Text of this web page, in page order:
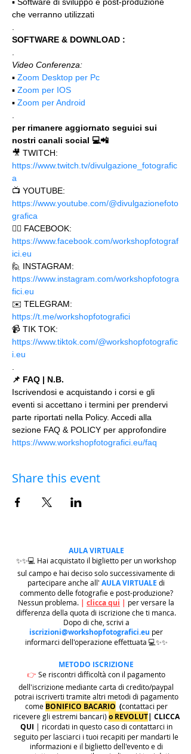
che verranno utilizzati
SOFTWARE & DOWNLOAD :
Video Conferenza:
▪️ Zoom Desktop per Pc
▪️ Zoom per IOS
▪️ Zoom per Android
per rimanere aggiornato seguici sui
nostri canali social 💻📲
🎥 TWITCH:
https://www.twitch.tv/divulgazione_fotografic
a
📺 YOUTUBE:
https://www.youtube.com/@divulgazionefoto
grafica
🙋‍♂️ FACEBOOK:
https://www.facebook.com/workshopfotograf
ici.eu
🙋 INSTAGRAM:
https://www.instagram.com/workshopfotogra
fici.eu
✉️ TELEGRAM:
https://t.me/workshopfotografici
📹 TIK TOK:
https://www.tiktok.com/@workshopfotografic
i.eu
📌 FAQ | N.B.
Iscrivendosi e acquistando i corsi e gli
eventi si accettano i termini per prendervi
parte riportati nella Policy. Accedi alla
sezione FAQ & POLICY per approfondire
https://www.workshopfotografici.eu/faq
Share this event
AULA VIRTUALE
✨✨💻 Hai acquistato il biglietto per un workshop
sul campo e hai deciso solo successivamente di
partecipare anche all' AULA VIRTUALE di
commento delle fotografie e post-produzione?
Nessun problema. | clicca qui | per versare la
differenza della quota di iscrizione che ti manca.
Dopo di che, scrivi a
iscrizioni@workshopfotografici.eu per
informarci dell'operazione effettuata 💻✨✨
METODO ISCRIZIONE
👉 Se riscontri difficoltà con il pagamento
dell'iscrizione mediante carta di credito/paypal
potrai iscriverti tramite altri metodi di pagamento
come BONIFICO BACARIO (contattaci per
ricevere gli estremi bancari) o REVOLUT| CLICCA
QUI | ricordati in questo caso di contattarci in
seguito per lasciarci i tuoi recapiti per mandarti le
informazioni e il biglietto dell'evento e di